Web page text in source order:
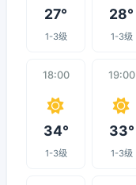
27°
1-3级
28°
1-3级
18:00
34°
1-3级
19:00
33°
1-3级